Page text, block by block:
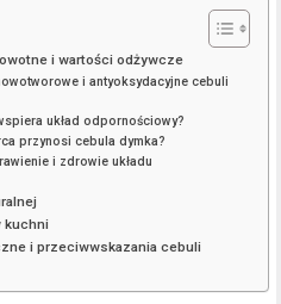
i wartości odżywcze
i antyoksydacyjne cebuli
układ odpornościowy?
przynosi cebula dymka?
i zdrowie układu
kuchni
i przeciwwskazania cebuli